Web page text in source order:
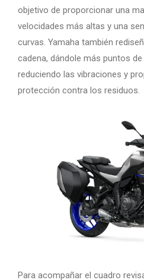
objetivo de proporcionar una
velocidades más altas y una
curvas. Yamaha también
cadena, dándole más puntos
reduciendo las vibraciones y
protección contra los residuos.
Para acompañar el cuadro